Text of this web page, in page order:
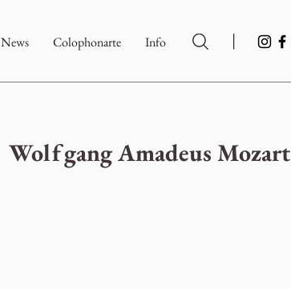
News Colophonarte Info |
Wolfgang Amadeus Mozart